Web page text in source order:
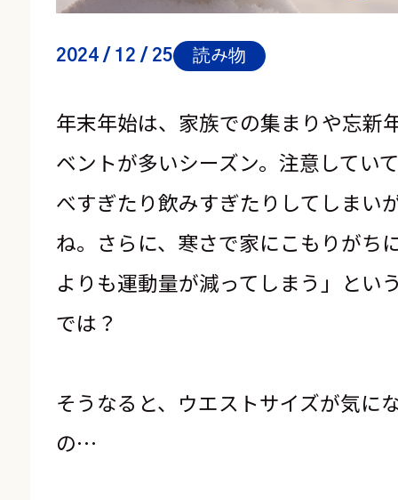
2024 / 12 / 25 読み物
年末年始は、家族での集まりや忘新
ベントが多いシーズン。注意してい
べすぎたり飲みすぎたりしてしまい
ね。さらに、寒さで家にこもりがち
よりも運動量が減ってしまう」とい
では？
そうなると、ウエストサイズが気に
の…